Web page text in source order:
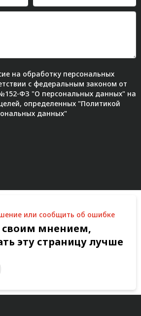
на обработку персональных
с федеральным законом от
№152-ФЗ "О персональных данных" на
определенных "Политикой
данных"
или сообщить об ошибке
своим мнением,
эту страницу лучше